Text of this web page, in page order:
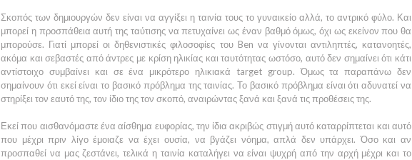
Σκοπός των δημιουργών δεν είναι να αγγίξει η ταινία τους το γυναικείο αλλά, το αντρικό φύλο. Και
μπορεί η προσπάθεια αυτή της ταύτισης να πετυχαίνει ως έναν βαθμό όμως, όχι ως εκείνον που θα
μπορούσε. Γιατί μπορεί οι δηθενιστικές φιλοσοφίες τουBen να γίνονται αντιληπτές, κατανοητές,
ακόμα και σεβαστές από άντρες με κρίση ηλικίας και ταυτότητας ωστόσο, αυτό δεν σημαίνει ότι κάτι
αντίστοιχο συμβαίνει και σε ένα μικρότερο ηλικιακά target group. Όμως τα παραπάνω δεν
σημαίνουν ότι εκεί είναι το βασικό πρόβλημα της ταινίας. Το βασικό πρόβλημα είναι ότι αδυνατεί να
στηρίξει τον εαυτό της, τον ίδιο της τον σκοπό, αναιρώντας ξανά και ξανά τις προθέσεις της.
Εκεί που αισθανόμαστε ένα αίσθημα ευφορίας, την ίδια ακριβώς στιγμή αυτό καταρρίπτεται και αυτό
που μέχρι πριν λίγο έμοιαζε να έχει ουσία, να βγάζει νόημα, απλά δεν υπάρχει. Όσο και αν
προσπαθεί να μας ζεστάνει, τελικά η ταινία καταλήγει να είναι ψυχρή από την αρχή μέχρι και το